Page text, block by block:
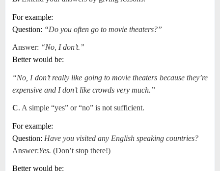
For example:
Question: “Do you often go to movie theaters?”
Answer: “No, I don’t.”
Better would be:
“No, I don’t really like going to movie theaters because they’re
expensive and I don’t like crowds very much.”
C. A simple “yes” or “no” is not sufficient.
For example:
Question: Have you visited any English speaking countries?
Answer:Yes. (Don’t stop there!)
Better would be: